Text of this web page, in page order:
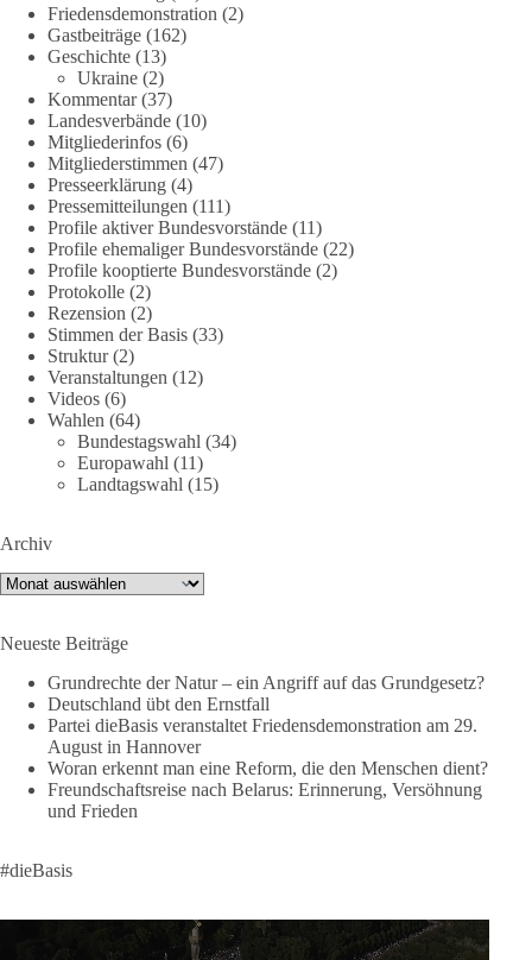
36 60
DieBasis
2 Tage(n) zuvor
🕊 Wir wollen den Krieg mit Russland nicht!
Am 20. Juni 2026 fand in Berlin am Brandenburger Tor die
Demonstration mit dem Motto „Russland ist nicht unser
Feind“ statt.
Hier ein Auszug aus der Rede von der
Bundestagsabgeordneten Sevim Dağdelen (BSW).
„Wir müssen Nein sagen zu diesem stinkenden
Revanchismus!“
si=2b_C6GgNY9EB-rXw
❤️ Wir freuen uns über deine Unterstützung:
https://diebasis.de/spenden/
#dieBasis #frieden #russandistnichtunserFeind #friedenspartei
377 168
Wusstest du, dass ein guter Antrag nicht besser oder schlechter
Friedensdemonstration (2)
Gastbeiträge (162)
Geschichte (13)
Ukraine (2)
Kommentar(37)
Landesverbände (10)
Mitgliederinfos (6)
Mitgliederstimmen (47)
Presseerklärung (4)
Pressemitteilungen (111)
Profile aktiver Bundesvorstände (11)
Profile ehemaliger Bundesvorstände (22)
Profile kooptierte Bundesvorstände (2)
Protokolle (2)
Rezension (2)
Stimmen der Basis (33)
Struktur(2)
Veranstaltungen (12)
Videos (6)
Wahlen (64)
Bundestagswahl (34)
Europawahl (11)
Landtagswahl (15)
Archiv
Archiv
Neueste Beiträge
Grundrechte der Natur – ein Angriff auf das Grundgesetz?
Deutschland übt den Ernstfall
Partei dieBasis veranstaltet Friedensdemonstration am 29.
August in Hannover
Woran erkennt man eine Reform, die den Menschen dient?
Freundschaftsreise nach Belarus: Erinnerung, Versöhnung
und Frieden
#dieBasis